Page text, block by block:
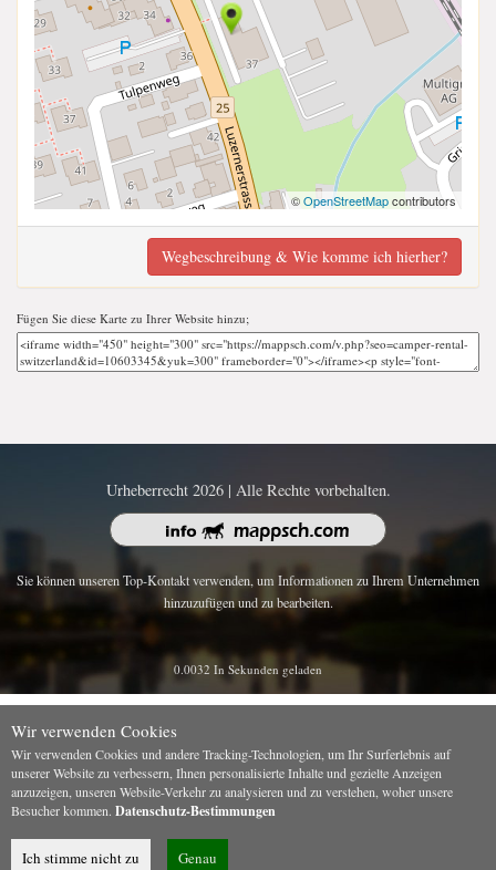
©OpenStreetMapcontributors
Wegbeschreibung & Wie komme ich hierher?
Fügen Sie diese Karte zu Ihrer Website hinzu;
Urheberrecht 2026 | Alle Rechte vorbehalten.
Sie können unseren Top-Kontakt verwenden, um Informationen zu Ihrem Unternehmen
hinzuzufügen und zu bearbeiten.
0.0032 In Sekunden geladen
Wir verwenden Cookies
Wir verwenden Cookies und andere Tracking-Technologien, um Ihr Surferlebnis auf
unserer Website zu verbessern, Ihnen personalisierte Inhalte und gezielte Anzeigen
anzuzeigen, unseren Website-Verkehr zu analysieren und zu verstehen, woher unsere
Besucher kommen. Datenschutz-Bestimmungen
Ich stimme nicht zu Genau